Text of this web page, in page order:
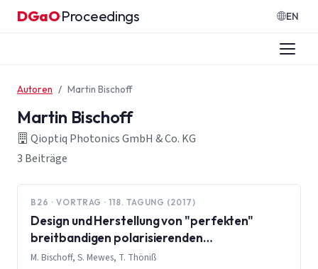
Zum Inhalt springen
DGaO·Proceedings EN
Autoren Martin Bischoff
Martin Bischoff
Qioptiq Photonics GmbH & Co. KG
3 Beiträge
B26 · VORTRAG · 118. TAGUNG (2017)
Design und Herstellung von "perfekten"
breitbandigen polarisierenden
Strahlteilerwürfeln
M. Bischoff, S. Mewes, T. Thöniß